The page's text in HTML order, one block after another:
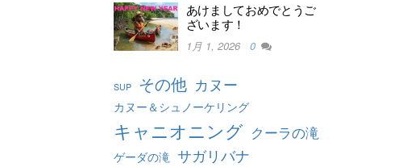
あけましておめでとうご
ざいます！
1月 1, 2026 0
SUP その他 カヌー
カヌー＆シュノーケリング
キャニオニング クーラの滝
ゲーダの滝 サガリバナ